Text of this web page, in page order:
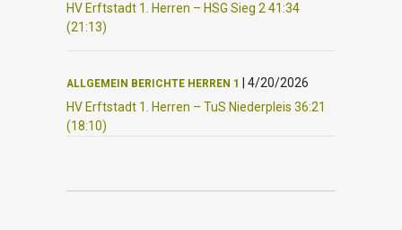
HV Erftstadt 1. Herren – HSG Sieg 2 41:34
(21:13)
ALLGEMEIN BERICHTE HERREN 1
4/20/2026
HV Erftstadt 1. Herren – TuS Niederpleis 36:21
(18:10)